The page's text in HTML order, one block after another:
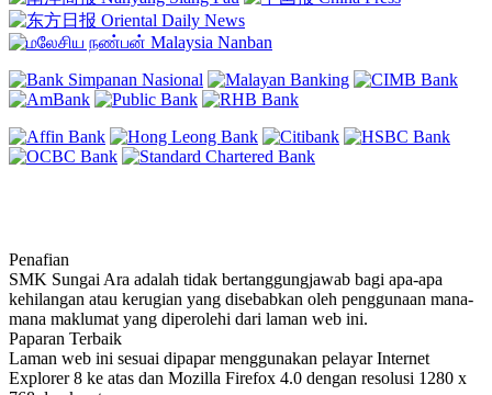
Penafian
SMK Sungai Ara adalah tidak bertanggungjawab bagi apa-apa
kehilangan atau kerugian yang disebabkan oleh penggunaan mana-
mana maklumat yang diperolehi dari laman web ini.
Paparan Terbaik
Laman web ini sesuai dipapar menggunakan pelayar Internet
Explorer 8 ke atas dan Mozilla Firefox 4.0 dengan resolusi 1280 x